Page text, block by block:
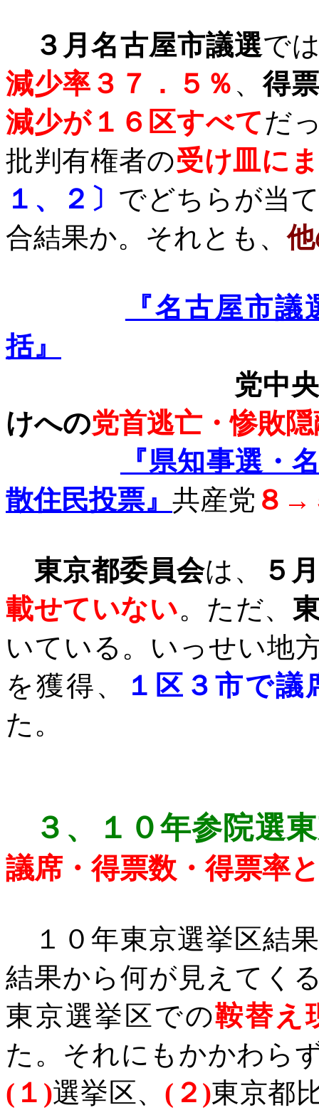
３月名古屋市議選で
減少率３７．５％ 、得
減少が１６区すべてだ
批判有権者の受け皿に
１、２〕 でどちらが当
合結果か。それとも、
『名古屋市
括』
党中央
けへの党首逃亡・惨敗
『県知事選・
散住民投票』 共産党 ８ →
東京都委員会は、
５
載せていない。ただ、
いている。いっせい地
を獲得、
１区３市で議
た。
３、 １０年参院選
議席・得票数・得票率
１０年東京選挙区結
結果から何が見えてく
東京選挙区での鞍替え
た。それにもかかわら
( １ )選挙区、 ( ２ )東京都